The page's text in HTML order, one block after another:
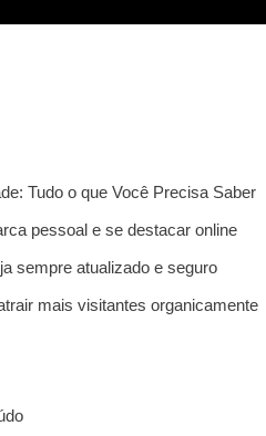
Tudo o que Você Precisa Saber
pessoal e se destacar online
sempre atualizado e seguro
mais visitantes organicamente